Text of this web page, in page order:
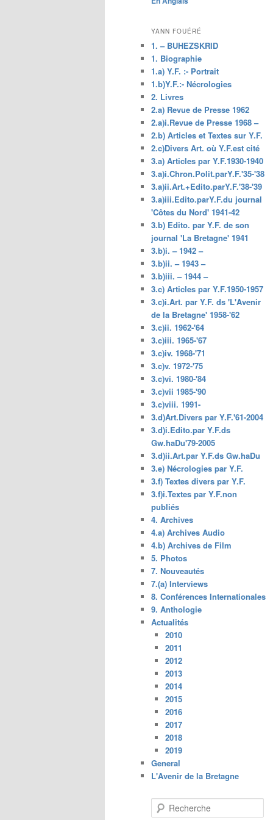
principal
YANN FOUÉRÉ
1. – BUHEZSKRID
1. Biographie
1.a) Y.F. :- Portrait
1.b)Y.F.:- Nécrologies
2. Livres
2.a) Revue de Presse 1962
2.a)i.Revue de Presse 1968 –
2.b) Articles et Textes sur Y.F.
2.c)Divers Art. où Y.F.est cité
3.a) Articles par Y.F.1930-1940
3.a)i.Chron.Polit.parY.F.'35-'38
3.a)ii.Art.+Edito.parY.F.'38-'39
3.a)iii.Edito.parY.F.du journal
'Côtes du Nord' 1941-42
3.b) Edito. par Y.F. de son
journal 'La Bretagne' 1941
3.b)i. – 1942 –
3.b)ii. – 1943 –
3.b)iii. – 1944 –
3.c) Articles par Y.F.1950-1957
3.c)i.Art. par Y.F. ds 'L'Avenir
de la Bretagne' 1958-'62
3.c)ii. 1962-'64
3.c)iii. 1965-'67
3.c)iv. 1968-'71
3.c)v. 1972-'75
3.c)vi. 1980-'84
3.c)vii 1985-'90
3.c)viii. 1991-
3.d)Art.Divers par Y.F.'61-2004
3.d)i.Edito.par Y.F.ds
Gw.haDu'79-2005
3.d)ii.Art.par Y.F.ds Gw.haDu
3.e) Nécrologies par Y.F.
3.f) Textes divers par Y.F.
3.f)i.Textes par Y.F.non
publiés
4. Archives
4.a) Archives Audio
4.b) Archives de Film
5. Photos
7. Nouveautés
7.(a) Interviews
8. Conférences Internationales
9. Anthologie
Actualités
2010
2011
2012
2013
2014
2015
2016
2017
2018
2019
General
L'Avenir de la Bretagne
e